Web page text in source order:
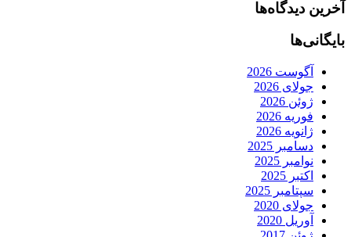
آخرین دیدگاه‌ها
بایگانی‌ها
آگوست 2026
جولای 2026
ژوئن 2026
فوریه 2026
ژانویه 2026
دسامبر 2025
نوامبر 2025
اکتبر 2025
سپتامبر 2025
جولای 2020
آوریل 2020